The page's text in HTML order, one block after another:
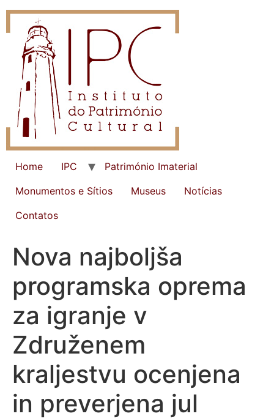
Home IPC
Património Imaterial
Monumentos e Sítios
Museus
Notícias
Contatos
Nova najboljša
programska oprema
za igranje v
Združenem
kraljestvu ocenjena
in preverjena jul